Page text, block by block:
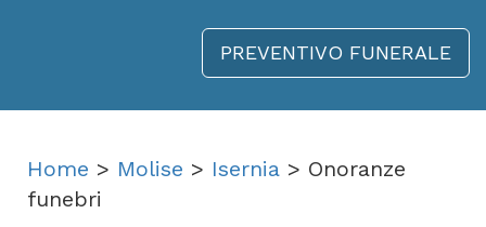
PREVENTIVO FUNERALE
Home > Molise > Isernia > Onoranze
funebri